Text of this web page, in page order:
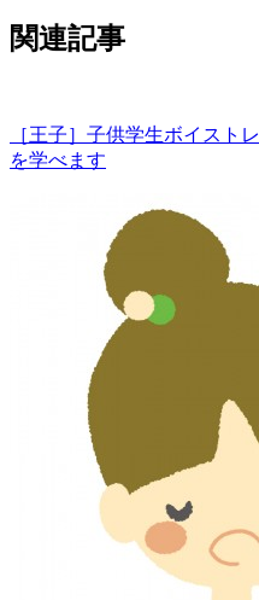
関連記事
［王子］子供学生ボイスト
を学べます